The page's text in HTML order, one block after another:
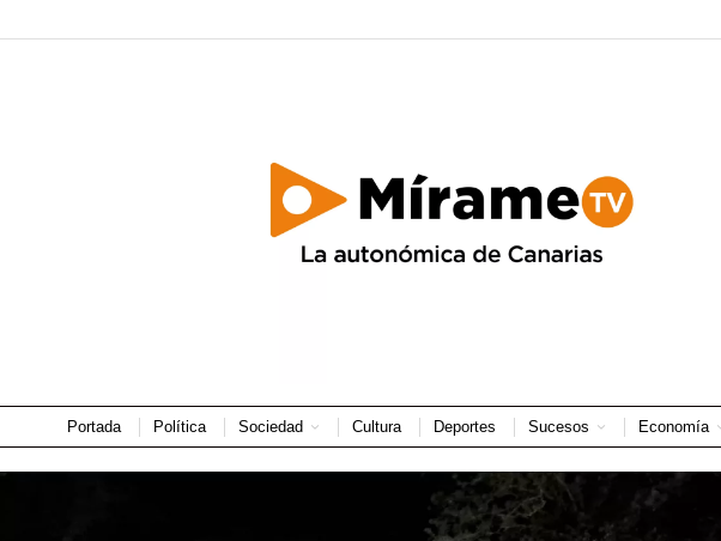
Portada Política Sociedad Cultura Deportes Sucesos Economía